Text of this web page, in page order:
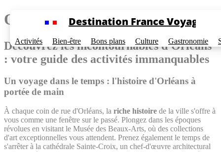
Destination France Voyage
Activités Bien-être Bons plans Culture Gastronomie
Quoi faire à Orléans
Découvrez les incontournables d'Orléans
: votre guide des activités immanquables
Un voyage dans le temps : l'histoire d'Orléans à
portée de main
À chaque coin de rue d'Orléans, la riche histoire de la ville s'offre à
vous comme une fenêtre sur le passé. Plongez dans les époques
révolues en visitant le Musée des Beaux-Arts, où des collections
d'art exceptionnelles vous attendent. Prenez également le temps de
s'arrêter à la cathédrale Sainte-Croix, un chef-d'œuvre architectural